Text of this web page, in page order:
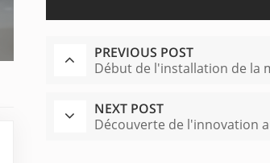
PREVIOUS POST
Début de l'installation de la
NEXT POST
Découverte de l'innovation